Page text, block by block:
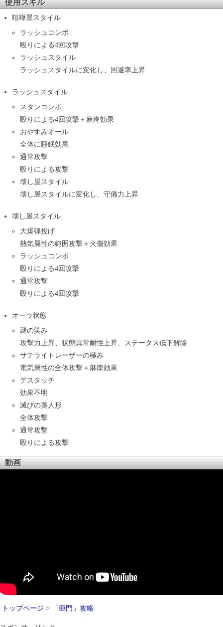
使用スキル
喧嘩屋スタイル
ラッシュコンボ
殴りによる4回攻撃
ラッシュスタイル
ラッシュスタイルに変化し、回避率上昇
ラッシュスタイル
スタンコンボ
殴りによる4回攻撃＋麻痺効果
おやすみオール
全体に睡眠効果
通常攻撃
殴りによる攻撃
壊し屋スタイル
壊し屋スタイルに変化し、守備力上昇
壊し屋スタイル
大爆弾投げ
熱気属性の範囲攻撃＋火傷効果
ラッシュコンボ
殴りによる4回攻撃
通常攻撃
殴りによる4回攻撃
オーラ状態
謎の笑み
攻撃力上昇、状態異常耐性上昇、ステータス低下解除
サテライトレーザーの極み
電気属性の全体攻撃＋麻痺効果
デスタッチ
効果不明
滅びの藁人形
全体攻撃
通常攻撃
殴りによる攻撃
動画
トップページ > 「亜門」攻略